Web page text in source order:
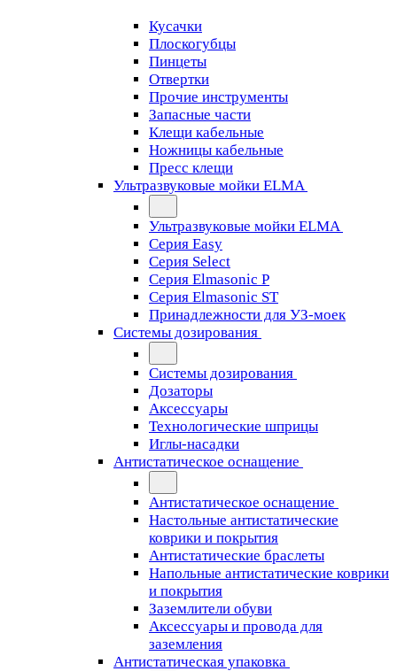
Кусачки
Плоскогубцы
Пинцеты
Отвертки
Прочие инструменты
Запасные части
Клещи кабельные
Ножницы кабельные
Пресс клещи
Ультразвуковые мойки ELMA
Ультразвуковые мойки ELMA
Серия Easy
Серия Select
Серия Elmasonic P
Серия Elmasonic ST
Принадлежности для УЗ-моек
Системы дозирования
Системы дозирования
Дозаторы
Аксессуары
Технологические шприцы
Иглы-насадки
Антистатическое оснащение
Антистатическое оснащение
Настольные антистатические
коврики и покрытия
Антистатические браслеты
Напольные антистатические коврики
и покрытия
Заземлители обуви
Аксессуары и провода для
заземления
Антистатическая упаковка